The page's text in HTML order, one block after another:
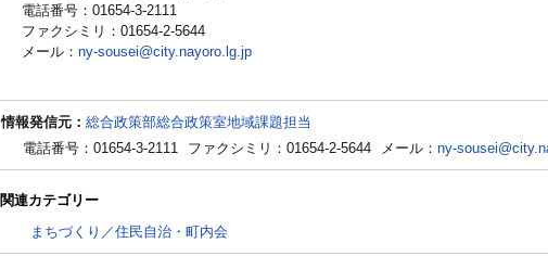
電話番号：01654-3-2111
ファクシミリ：01654-2-5644
メール： ny-sousei@city.nayoro.lg.jp
情報発信元： 総合政策部総合政策室地域課題担当
電話番号：01654-3-2111
ファクシミリ：01654-2-5644 メール： ny-
関連カテゴリー
まちづくり／住民自治・町内会